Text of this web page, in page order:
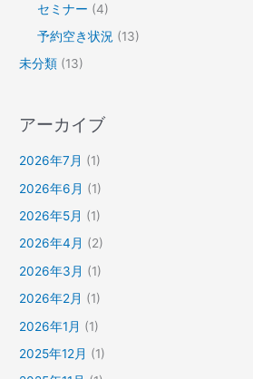
セミナー (4)
予約空き状況 (13)
未分類 (13)
アーカイブ
2026年7月 (1)
2026年6月 (1)
2026年5月 (1)
2026年4月 (2)
2026年3月 (1)
2026年2月 (1)
2026年1月 (1)
2025年12月 (1)